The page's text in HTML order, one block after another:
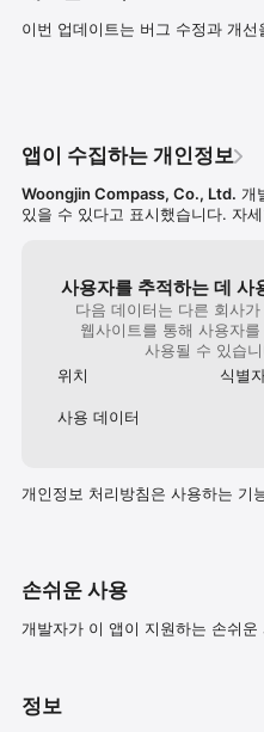
이번 업데이트는 버그 수정과 개선
앱이 수집하는 개인정보
Woongjin Compass, Co., Ltd. 개
있을 수 있다고 표시했습니다. 자
사용자를 추적하는 데 사
다음 데이터는 다른 회사
웹사이트를 통해 사용자
사용될 수 있습
위치
식별
사용 데이터
개인정보 처리방침은 사용하는 기
손쉬운 사용
개발자가 이 앱이 지원하는 손쉬
정보